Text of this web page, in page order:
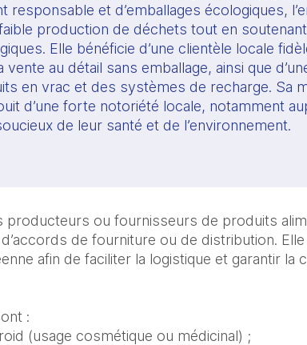
responsable et d’emballages écologiques,
production de déchets tout en
Elle bénéficie d’une clientèle locale
vente au détail sans emballage, ainsi que
en vrac et des systèmes de recharge. Sa
d’une forte notoriété locale, notamment
de leur santé et de l’environnement.
producteurs ou fournisseurs de produits
de fourniture ou de distribution.
afin de faciliter la logistique et garantir la
:
(usage cosmétique ou médicinal) ;